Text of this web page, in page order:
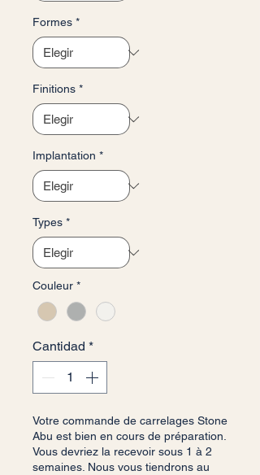
Formes *
Finitions *
Implantation *
Types *
Couleur *
Cantidad *
Votre commande de carrelages Stone
Abu est bien en cours de préparation.
Vous devriez la recevoir sous 1 à 2
semaines. Nous vous tiendrons au